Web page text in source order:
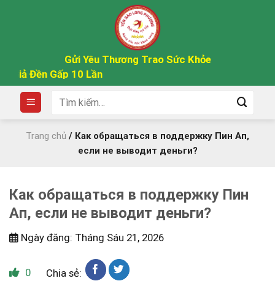
Gửi Yêu Thương Trao Sức Khỏe
Đền Gấp 10 Lần
kiếm:
Trang chủ / Как обращаться в поддержку Пин Ап,
если не выводит деньги?
Как обращаться в поддержку Пин
Ап, если не выводит деньги?
Ngày đăng: Tháng Sáu 21, 2026
0 Chia sẻ: